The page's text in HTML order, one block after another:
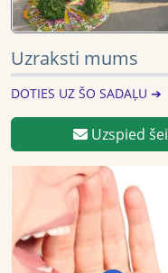
Uzraksti mums
DOTIES UZ ŠO SADAĻU ➔
Uzspied